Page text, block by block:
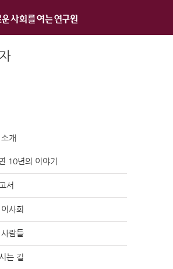
개
10년의 이야기
서
사회
람들
는 길